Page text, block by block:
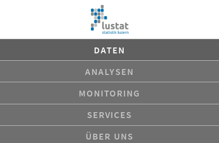
DATEN
ANALYSEN
MONITORING
SERVICES
ÜBER UNS